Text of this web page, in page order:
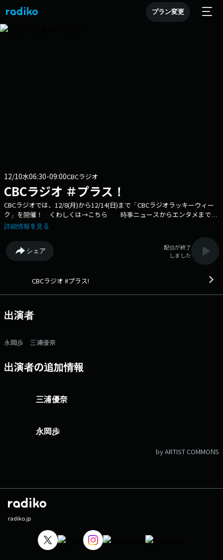
プラン変更
12/10水06:30-09:00CBCラジオ
CBCラジオ ＃プラス！
CBCラジオでは、12/8(月)から12/14(日)まで「CBCラジオラッキーウィー
ク」を開催！ くわしくは→こちら 時事ニュースからエンタメまで、
あなたの朝にプラスになる情報をお届けする生活情報番組。 あなたの朝
プラス！」 番組記事を読む→こちら 番組へのおたよりは こちら
FAXは 052-263-6800 まで
詳細情報を見る
シェア
配信が終了
しました
CBCラジオ #プラス!
出演者
永岡歩 三浦優奈
出演者の追加情報
三浦優奈
永岡歩
by ARTIST COMMONS
radiko.jp